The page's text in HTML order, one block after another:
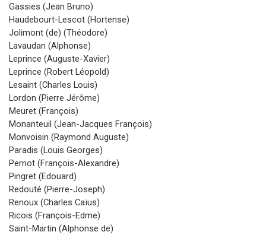
Gassies (Jean Bruno)
Haudebourt-Lescot (Hortense)
Jolimont (de) (Théodore)
Lavaudan (Alphonse)
Leprince (Auguste-Xavier)
Leprince (Robert Léopold)
Lesaint (Charles Louis)
Lordon (Pierre Jérôme)
Meuret (François)
Monanteuil (Jean-Jacques François)
Monvoisin (Raymond Auguste)
Paradis (Louis Georges)
Pernot (François-Alexandre)
Pingret (Edouard)
Redouté (Pierre-Joseph)
Renoux (Charles Caïus)
Ricois (François-Edme)
Saint-Martin (Alphonse de)